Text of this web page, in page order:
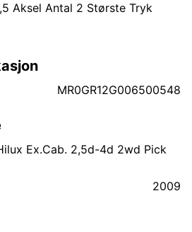
Aksel Antal 2 Største Tryk
MR0GR12G006500548
Ex.Cab. 2,5d-4d 2wd Pick
2009